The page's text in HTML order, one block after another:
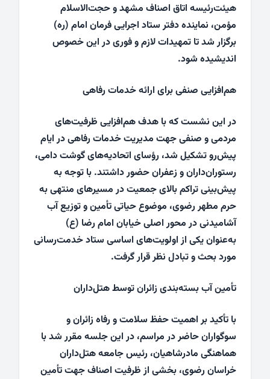
هیئت‌رئیسه اتاق اصناف مشهد و حجت‌الاسلام
مؤمن، نماینده دفتر ستاد اجرایی فرمان امام (ره)
برگزار شد تا تمهیدات لازم و فوری در این خصوص
اندیشیده شود.
هم‌افزایی صنفی برای ارائه خدمات رفاهی
در این نشست که با هدف هم‌افزایی ظرفیت‌های
مردمی و صنفی جهت مدیریت خدمات رفاهی در ایام
پیش‌رو تشکیل شد، رؤسای اتحادیه‌های گوشت دامی،
رستوران‌داران و زعفران حضور داشتند. با توجه به
پیش‌بینی تراکم بالای جمعیت در مسیرهای منتهی به
حرم مطهر رضوی، موضوع حیاتی تأمین و توزیع آب
آشامیدنی در محور اصلی خیابان امام رضا (ع)
به‌عنوان یکی از اولویت‌های اساسی ستاد خدمت‌رسانی
مورد بحث و تبادل نظر قرار گرفت.
تأمین آب بسته‌بندی زائران توسط هتل‌داران
با تأکید بر اهمیت حفظ سلامت و رفاه زائران و
سوگواران حاضر در مراسم، در این جلسه مقرر شد با
هماهنگی مادرشاهیان، رئیس جامعه هتل‌داران
خراسان رضوی، بخشی از ظرفیت اصناف جهت تأمین